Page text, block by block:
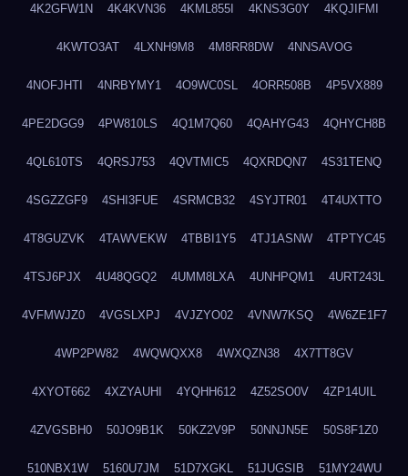
4K2GFW1N 4K4KVN36 4KML855I 4KNS3G0Y 4KQJIFMI
4KWTO3AT 4LXNH9M8 4M8RR8DW 4NNSAVOG
4NOFJHTI 4NRBYMY1 4O9WC0SL 4ORR508B 4P5VX889
4PE2DGG9 4PW810LS 4Q1M7Q60 4QAHYG43 4QHYCH8B
4QL610TS 4QRSJ753 4QVTMIC5 4QXRDQN7 4S31TENQ
4SGZZGF9 4SHI3FUE 4SRMCB32 4SYJTR01 4T4UXTTO
4T8GUZVK 4TAWVEKW 4TBBI1Y5 4TJ1ASNW 4TPTYC45
4TSJ6PJX 4U48QGQ2 4UMM8LXA 4UNHPQM1 4URT243L
4VFMWJZ0 4VGSLXPJ 4VJZYO02 4VNW7KSQ 4W6ZE1F7
4WP2PW82 4WQWQXX8 4WXQZN38 4X7TT8GV
4XYOT662 4XZYAUHI 4YQHH612 4Z52SO0V 4ZP14UIL
4ZVGSBH0 50JO9B1K 50KZ2V9P 50NNJN5E 50S8F1Z0
510NBX1W 5160U7JM 51D7XGKL 51JUGSIB 51MY24WU